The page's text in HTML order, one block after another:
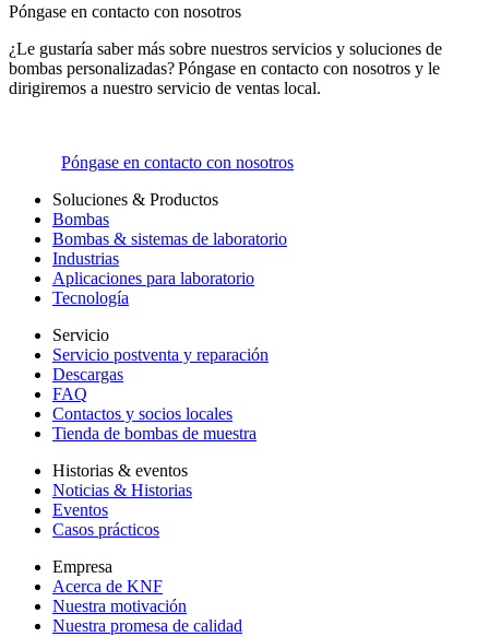
Póngase en contacto con nosotros
¿Le gustaría saber más sobre nuestros servicios y soluciones de
bombas personalizadas? Póngase en contacto con nosotros y le
dirigiremos a nuestro servicio de ventas local.
Póngase en contacto con nosotros
Soluciones & Productos
Bombas
Bombas & sistemas de laboratorio
Industrias
Aplicaciones para laboratorio
Tecnología
Servicio
Servicio postventa y reparación
Descargas
FAQ
Contactos y socios locales
Tienda de bombas de muestra
Historias & eventos
Noticias & Historias
Eventos
Casos prácticos
Empresa
Acerca de KNF
Nuestra motivación
Nuestra promesa de calidad